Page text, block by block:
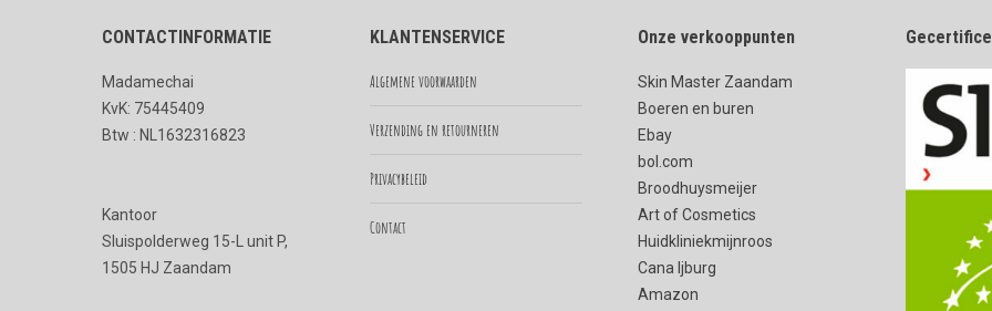
optie
worden
de
CONTACTINFORMATIE
Madamechai
KvK: 75445409
Btw : NL1632316823
Kantoor
Sluispolderweg 15-L unit P,
1505 HJ Zaandam
KLANTENSERVICE
Algemene voorwaarden
Verzending en retourneren
Privacybeleid
Contact
Onze verkooppunten
Skin Master Zaandam
Boeren en buren
Ebay
bol.com
Broodhuysmeijer
Art of Cosmetics
Huidkliniekmijnroos
Cana Ijburg
Amazon